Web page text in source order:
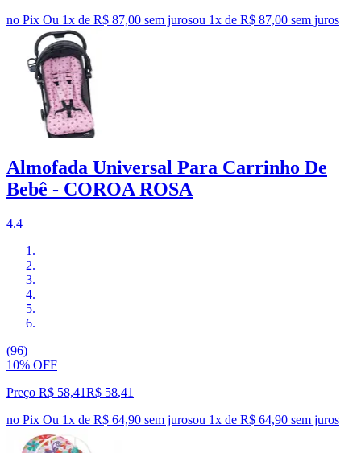
no Pix Ou 1x de R$ 87,00 sem jurosou 1x de R$ 87,00 sem juros
Almofada Universal Para Carrinho De
Bebê - COROA ROSA
4.4
(96)
10% OFF
Preço R$ 58,41R$ 58,41
no Pix Ou 1x de R$ 64,90 sem jurosou 1x de R$ 64,90 sem juros